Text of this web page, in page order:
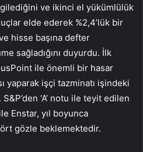
ve ikinci el yükümlülük
elde ederek %2,4’lük bir
hisse başına defter
sağladığını duyurdu. İlk
ile önemli bir hasar
yaparak işçi tazminatı işindeki
‘A’ notu ile teyit edilen
Enstar, yıl boyunca
gözle beklemektedir.